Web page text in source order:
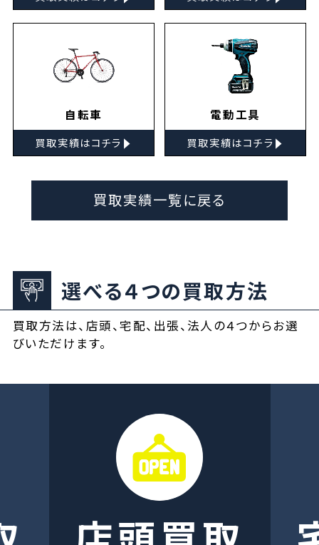
自転車
買取実績はコチラ ▸
電動工具
買取実績はコチラ ▸
買取実績一覧に戻る
選べる４つの買取方法
買取方法は、店頭、宅配、出張、法人の４つからお選
びいただけます。